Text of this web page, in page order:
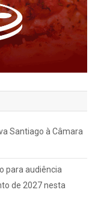
Santiago à Câmara
para audiência
de 2027 nesta